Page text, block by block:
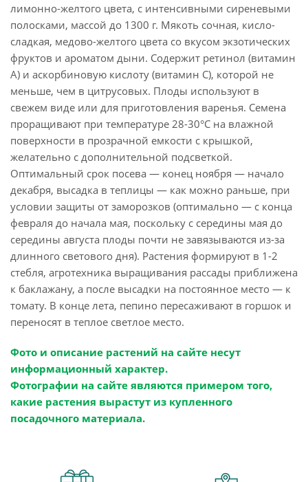
лимонно-желтого цвета, с интенсивными сиреневыми
полосками, массой до 1300 г. Мякоть сочная, кисло-
сладкая, медово-желтого цвета со вкусом экзотических
фруктов и ароматом дыни. Содержит ретинол (витамин
А) и аскорбиновую кислоту (витамин С), которой не
меньше, чем в цитрусовых. Плоды используют в
свежем виде или для приготовления варенья. Семена
проращивают при температуре 28-30°С на влажной
поверхности в прозрачной емкости с крышкой,
желательно с дополнительной подсветкой.
Оптимальный срок посева — конец ноября — начало
декабря, высадка в теплицы — как можно раньше, при
условии защиты от заморозков (оптимально — с конца
февраля до начала мая, поскольку с середины мая до
середины августа плоды почти не завязываются из-за
длинного светового дня). Растения формируют в 1-2
стебля, агротехника выращивания рассады приближена
к баклажану, а после высадки на постоянное место — к
томату. В конце лета, пепино пересаживают в горшок и
переносят в теплое светлое место.
Фото и описание растений на сайте несут
информационный характер.
Фотографии на сайте являются примером того,
какие растения вырастут из купленного
посадочного материала.